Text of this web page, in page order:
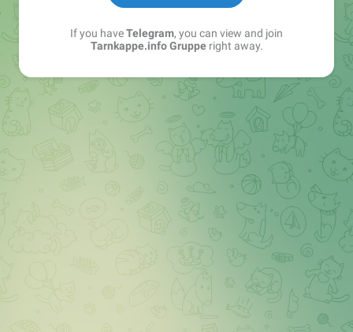
Kochen: https://t.me/+WSW5F1VcmhliMjk6
If you haveTelegram, you can view and join
Tarnkappe.info Grupperight away.